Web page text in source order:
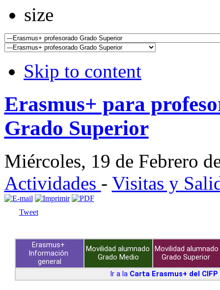
Skip to content
Erasmus+ para
Grado Superior
Miércoles, 19 de Febrero
Actividades - Visitas y
Tweet
Erasmus+
Información
general
Movilidad alumnado
Grado Medio
Movilidad alumnado
Grado Superior
Ir a la Carta Erasmus+ del